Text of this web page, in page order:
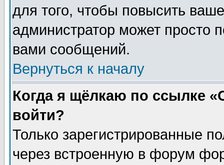
для того, чтобы повысить
администратор может просто
вами сообщений.
Вернуться к началу
Когда я щёлкаю по ссылке
войти?
Только зарегистрированные
через встроенную в форум